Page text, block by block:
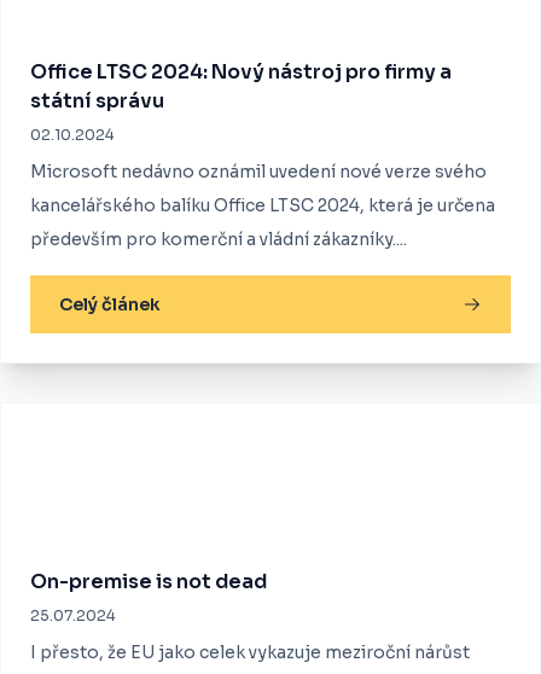
Office LTSC 2024: Nový nástroj pro firmy a
státní správu
02.10.2024
Microsoft nedávno oznámil uvedení nové verze svého
kancelářského balíku Office LTSC 2024, která je určena
především pro komerční a vládní zákazníky....
Celý článek
On-premise is not dead
25.07.2024
I přesto, že EU jako celek vykazuje meziroční nárůst